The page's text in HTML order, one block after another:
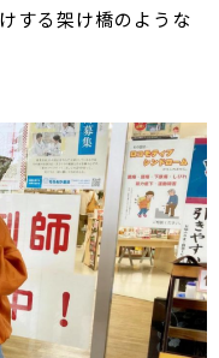
する架け橋のような